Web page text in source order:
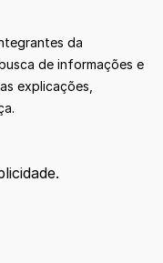
da
de informações e
explicações,